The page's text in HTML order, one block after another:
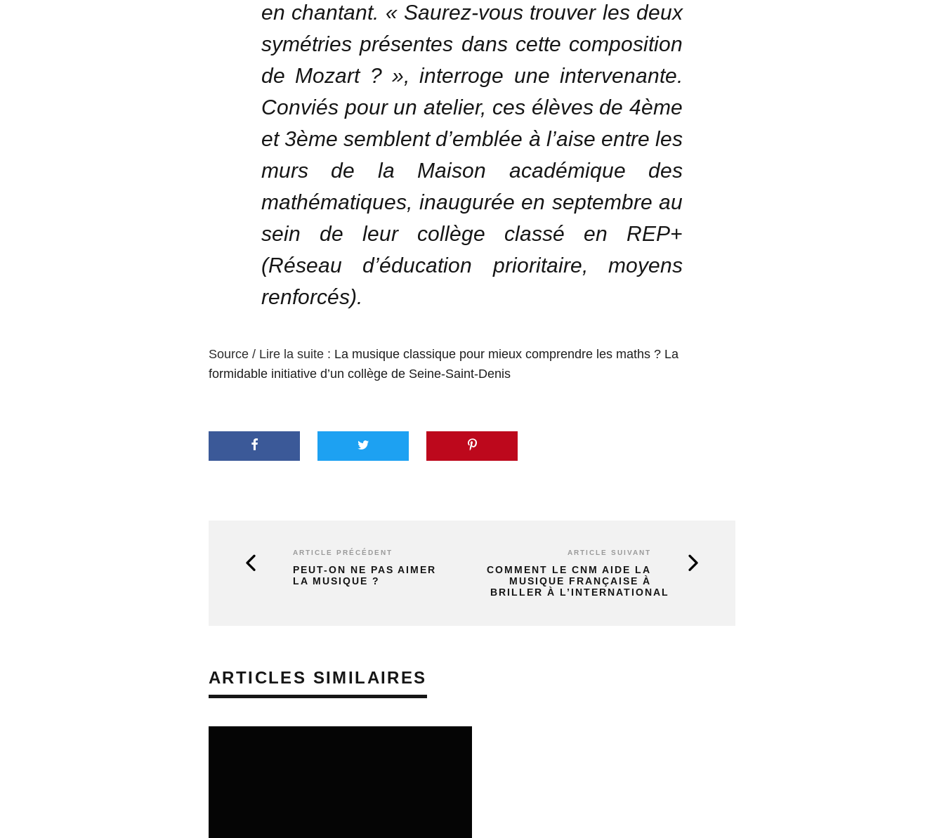
en chantant. « Saurez-vous trouver les deux
symétries présentes dans cette composition
de Mozart ? », interroge une intervenante.
Conviés pour un atelier, ces élèves de 4ème
et 3ème semblent d’emblée à l’aise entre les
murs de la Maison académique des
mathématiques, inaugurée en septembre au
sein de leur collège classé en REP+
(Réseau d’éducation prioritaire, moyens
renforcés).
Source / Lire la suite : La musique classique pour mieux comprendre les maths ? La
formidable initiative d’un collège de Seine-Saint-Denis
ARTICLE PRÉCÉDENT
PEUT-ON NE PAS AIMER
LA MUSIQUE ?
ARTICLE SUIVANT
COMMENT LE CNM AIDE LA
MUSIQUE FRANÇAISE À
BRILLER À L’INTERNATIONAL
ARTICLES SIMILAIRES